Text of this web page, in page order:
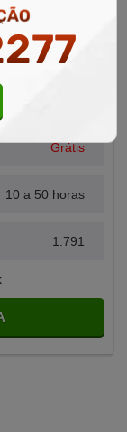
Saúde
Grátis
10 a 50 horas
1.791